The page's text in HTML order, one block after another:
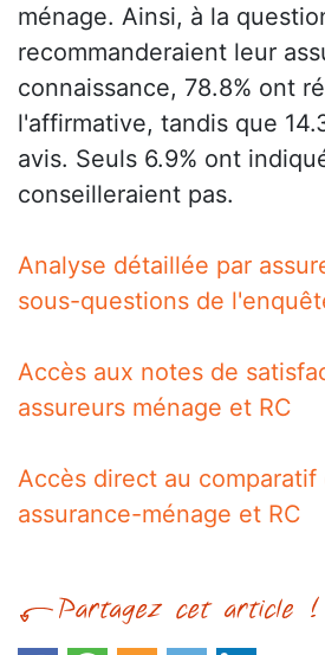
ménage. Ainsi, à la
recommanderaient leur
connaissance, 78.8% ont
l'affirmative, tandis que
avis. Seuls 6.9% ont
conseilleraient pas.
Analyse détaillée par
sous-questions de
Accès aux notes de
assureurs ménage et RC
Accès direct au comparatif
assurance-ménage et RC